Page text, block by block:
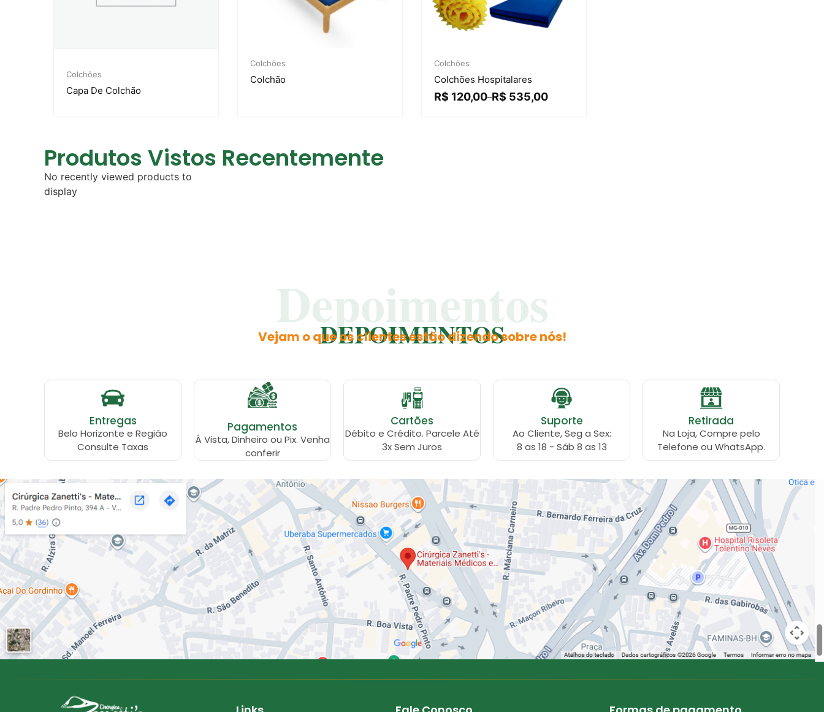
Colchões
Capa De Colchão
Colchões
Colchão
Colchões
Colchões Hospitalares
R$ 120,00–R$ 535,00
Produtos Vistos Recentemente
No recently viewed products to
display
DEPOIMENTOS
Vejam o que os clientes estão dizendo sobre nós!
Entregas
Belo Horizonte e Região
Consulte Taxas
Pagamentos
Á Vista, Dinheiro ou Pix. Venha
conferir
Cartões
Débito e Crédito. Parcele Até
3x Sem Juros
Suporte
Ao Cliente, Seg a Sex:
8 as 18 - Sáb 8 as 13
Retirada
Na Loja, Compre pelo
Telefone ou WhatsApp.